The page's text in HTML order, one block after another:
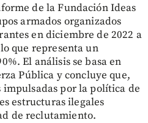
de la Fundación Ideas
armados organizados
en diciembre de 2022 a
que representa un
El análisis se basa en
Pública y concluye que,
impulsadas por la política de
estructuras ilegales
de reclutamiento.